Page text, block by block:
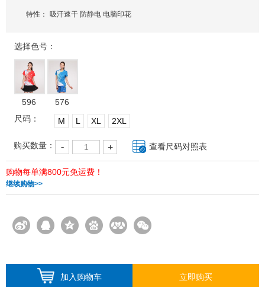
特性： 吸汗速干 防静电 电脑印花
选择色号：
596
576
尺码：
M L XL 2XL
购买数量： 查看尺码对照表
购物每单满800元免运费！
继续购物>>
加入购物车 立即购买